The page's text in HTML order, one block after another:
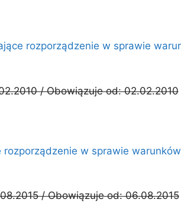
rozporządzenie w sprawie
/ Obowiązuje od: 02.02.2010
w sprawie
/ Obowiązuje od: 06.08.2015